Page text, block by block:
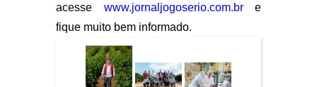
acesse www.jornaljogoserio.com.bre
fique muito bem informado.